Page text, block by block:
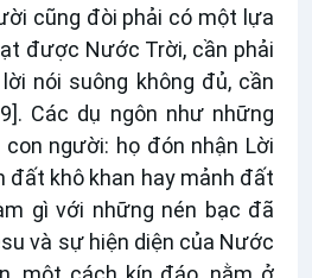
cũng đòi phải có một lựa
được Nước Trời, cần phải
lời nói suông không đủ, cần
. Các dụ ngôn như những
người: họ đón nhận Lời
đất khô khan hay mảnh đất
gì với những nén bạc đã
và sự hiện diện của Nước